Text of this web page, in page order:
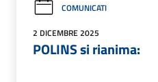
COMUNICATI
2 DICEMBRE 2025
POLINS si rianima: